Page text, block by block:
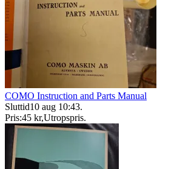
COMO Instruction and Parts Manual
Sluttid10 aug 10:43.
Pris:45 kr,Utropspris.